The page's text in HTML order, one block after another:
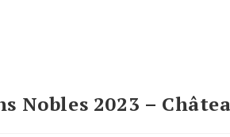
Nobles 2023 –